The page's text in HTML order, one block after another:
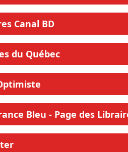
Canal BD
du Québec
Bleu - Page des